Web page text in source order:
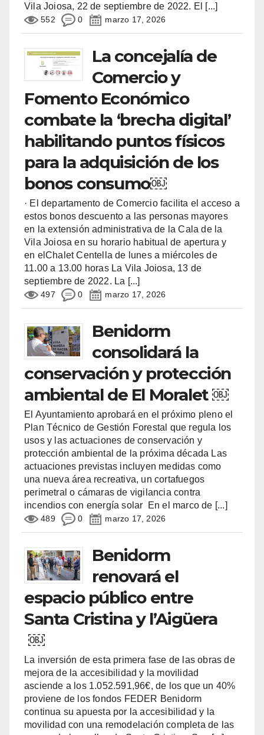
Vila Joiosa, 22 de septiembre de 2022. El [...]
552 0 marzo 17, 2026
La concejalía de
Comercio y
Fomento Económico
combate la ‘brecha digital’
habilitando puntos físicos
para la adquisición de los
bonos consumo￼
· El departamento de Comercio facilita el acceso a
estos bonos descuento a las personas mayores
en la extensión administrativa de la Cala de la
Vila Joiosa en su horario habitual de apertura y
en elChalet Centella de lunes a miércoles de
11.00 a 13.00 horas La Vila Joiosa, 13 de
septiembre de 2022. La [...]
497 0 marzo 17, 2026
Benidorm
consolidará la
conservación y protección
ambiental de El Moralet ￼
El Ayuntamiento aprobará en el próximo pleno el
Plan Técnico de Gestión Forestal que regula los
usos y las actuaciones de conservación y
protección ambiental de la próxima década Las
actuaciones previstas incluyen medidas como
una nueva área recreativa, un cortafuegos
perimetral o cámaras de vigilancia contra
incendios con energía solar En el marco de [...]
489 0 marzo 17, 2026
Benidorm
renovará el
espacio público entre
Santa Cristina y l’Aigüera
￼
La inversión de esta primera fase de las obras de
mejora de la accesibilidad y la movilidad
asciende a los 1.052.591,96€, de los que un 40%
proviene de los fondos FEDER Benidorm
continua su apuesta por la accesibilidad y la
movilidad con una remodelación completa de las